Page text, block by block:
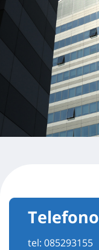
Telefono
tel: 085293155